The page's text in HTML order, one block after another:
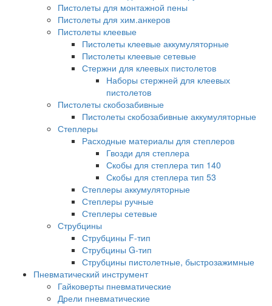
Пистолеты для монтажной пены
Пистолеты для хим.анкеров
Пистолеты клеевые
Пистолеты клеевые аккумуляторные
Пистолеты клеевые сетевые
Стержни для клеевых пистолетов
Наборы стержней для клеевых
пистолетов
Пистолеты скобозабивные
Пистолеты скобозабивные аккумуляторные
Степлеры
Расходные материалы для степлеров
Гвозди для степлера
Скобы для степлера тип 140
Скобы для степлера тип 53
Степлеры аккумуляторные
Степлеры ручные
Степлеры сетевые
Струбцины
Струбцины F-тип
Струбцины G-тип
Струбцины пистолетные, быстрозажимные
Пневматический инструмент
Гайковерты пневматические
Дрели пневматические